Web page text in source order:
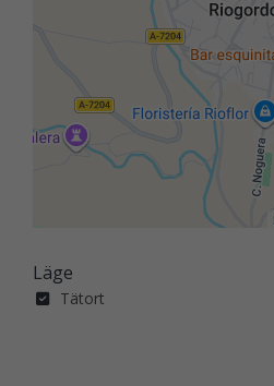
Läge
Tätort